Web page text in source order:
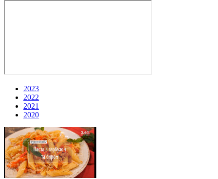
2023
2022
2021
2020